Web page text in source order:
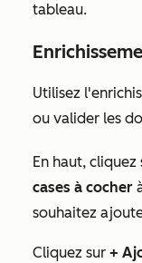
tableau.
Utilisez
ou valider les
En haut, cliquez
cases à cocher
souhaitez
Cliquez sur +